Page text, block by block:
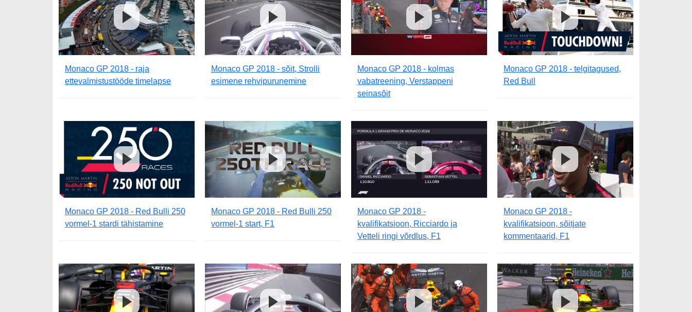
Monaco GP 2018 - raja
ettevalmistustööde timelapse
Monaco GP 2018 - sõit, Strolli
esimene rehvipurunemine
Monaco GP 2018 - kolmas
vabatreening, Verstappeni
seinasõit
Monaco GP 2018 - telgitagused,
Red Bull
Monaco GP 2018 - Red Bulli 250
vormel-1 stardi tähistamine
Monaco GP 2018 - Red Bulli 250
vormel-1 start, F1
Monaco GP 2018 -
kvalifikatsioon, Ricciardo ja
Vetteli ringi võrdlus, F1
Monaco GP 2018 -
kvalifikatsioon, sõitjate
kommentaarid, F1